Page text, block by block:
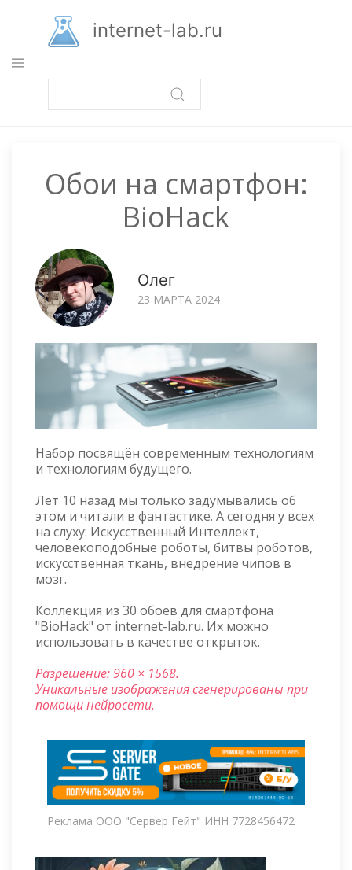
основному
содержанию
internet-lab.ru
Обои на смартфон:
BioHack
Олег
23 МАРТА 2024
Набор посвящён современным технологиям
и технологиям будущего.
Лет 10 назад мы только задумывались об
этом и читали в фантастике. А сегодня у всех
на слуху: Искусственный Интеллект,
человекоподобные роботы, битвы роботов,
искусственная ткань, внедрение чипов в
мозг.
Коллекция из 30 обоев для смартфона
"BioHack" от internet-lab.ru. Их можно
использовать в качестве открыток.
Разрешение: 960 × 1568.
Уникальные изображения сгенерированы при
помощи нейросети.
Реклама ООО "Сервер Гейт" ИНН 7728456472